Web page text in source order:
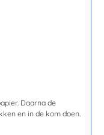
Daarna de
en in de kom doen.